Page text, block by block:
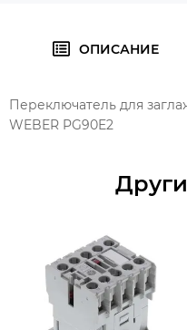
ОПИСАНИЕ
Переключатель для
WEBER PG90E2